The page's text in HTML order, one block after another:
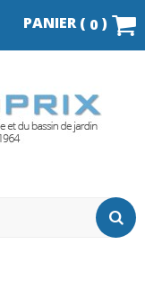
PANIER ( 0 )